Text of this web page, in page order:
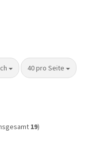
40 pro Seite
pro Seite
19)